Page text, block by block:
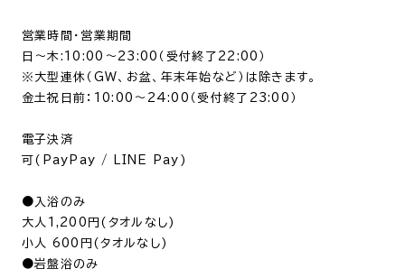
営業時間・営業期間
日～木:10:00 ～ 23:00 （受付終了 22:00 ）
※大型連休（ GW 、お盆、年末年始など）は除きます。
金土祝日前：
10:00 ～ 24:00 （受付終了 23:00 ）
電子決済
可 (PayPay / LINE Pay)
●入浴のみ
大人
1,200 円 ( タオルなし )
小人
600 円 (タオルなし )
●岩盤浴のみ